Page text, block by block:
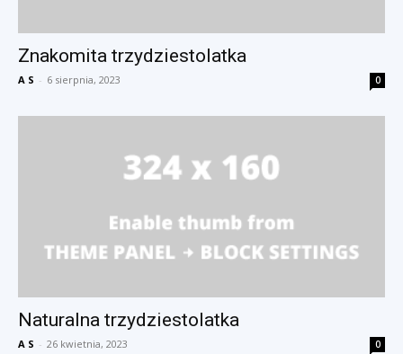
Znakomita trzydziestolatka
A S - 6 sierpnia, 2023 0
Naturalna trzydziestolatka
A S - 26 kwietnia, 2023 0